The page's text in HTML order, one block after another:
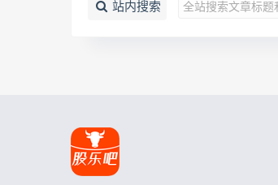
站内搜索